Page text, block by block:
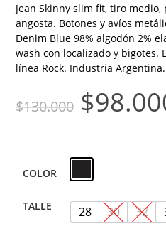
Jean Skinny slim fit, tiro
angosta. Botones y avíos
Denim Blue 98% algodón 2%
wash con localizado y bigotes.
línea Rock. Industria Argentina.
$130.000 $
COLOR
TALLE 28 30 32